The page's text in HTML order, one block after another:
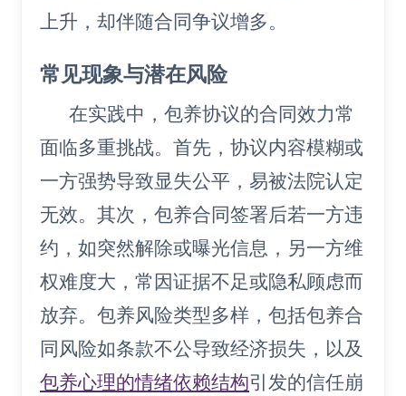
上升，却伴随合同争议增多。
常见现象与潜在风险
在实践中，包养协议的合同效力常
面临多重挑战。首先，协议内容模糊或
一方强势导致显失公平，易被法院认定
无效。其次，包养合同签署后若一方违
约，如突然解除或曝光信息，另一方维
权难度大，常因证据不足或隐私顾虑而
放弃。包养风险类型多样，包括包养合
同风险如条款不公导致经济损失，以及
包养心理的情绪依赖结构引发的信任崩